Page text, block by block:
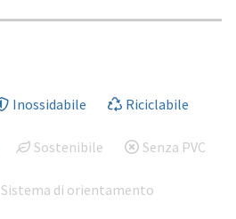
Inossidabile Riciclabile
Sostenibile Senza PVC
Sistema di orientamento